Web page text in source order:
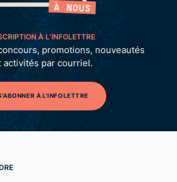
À L’INFOLETTRE
promotions, nouveautés
activités par courriel.
À L'INFOLETTRE